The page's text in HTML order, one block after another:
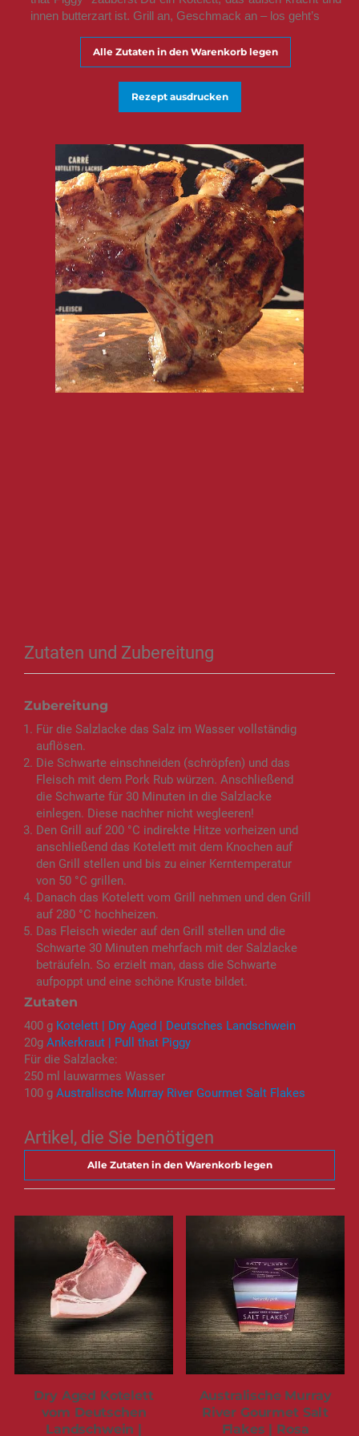
innen butterzart ist. Grill an, Geschmack an – los geht’s
Alle Zutaten in den Warenkorb legen
Rezept ausdrucken
Zutaten und Zubereitung
Zutaten
400 g Kotelett | Dry Aged | Deutsches Landschwein
20g Ankerkraut | Pull that Piggy
Für die Salzlacke:
250 ml lauwarmes Wasser
100 g Australische Murray River Gourmet Salt Flakes
Zubereitung
Für die Salzlacke das Salz im Wasser vollständig
auflösen.
Die Schwarte einschneiden (schröpfen) und das
Fleisch mit dem Pork Rub würzen. Anschließend
die Schwarte für 30 Minuten in die Salzlacke
einlegen. Diese nachher nicht wegleeren!
Den Grill auf 200 °C indirekte Hitze vorheizen und
anschließend das Kotelett mit dem Knochen auf
den Grill stellen und bis zu einer Kerntemperatur
von 50 °C grillen.
Danach das Kotelett vom Grill nehmen und den Grill
auf 280 °C hochheizen.
Das Fleisch wieder auf den Grill stellen und die
Schwarte 30 Minuten mehrfach mit der Salzlacke
beträufeln. So erzielt man, dass die Schwarte
aufpoppt und eine schöne Kruste bildet.
Artikel, die Sie benötigen
Alle Zutaten in den Warenkorb legen
Dry Aged Kotelett
vom Deutschen
Landschwein |
Australische Murray
River Gourmet Salt
Flakes | Rosa